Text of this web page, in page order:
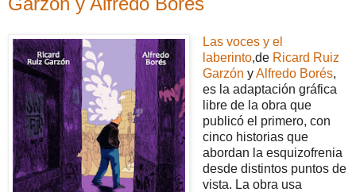
Las voces y el
laberinto,de Ricard Ruiz
Garzón yAlfredo Borés,
es la adaptación gráfica
libre de la obra que
publicó el primero, con
cinco historias que
abordan la esquizofrenia
desde distintos puntos de
vista. La obra usa